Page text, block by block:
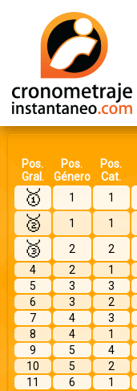
Pos.
Gral.
Pos.
Género
Pos.
Cat.
🥇 1 1
🥈 1 1
🥉 2 2
4
2 1
5
3 3
6
3 2
7
4 3
8
4 1
9
5 4
10
5 2
11
6 1